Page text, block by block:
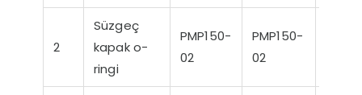
2
Süzgeç
kapak o-
ringi
PMP150-
02
PMP150-
02
Süper Sessiz Nozbart